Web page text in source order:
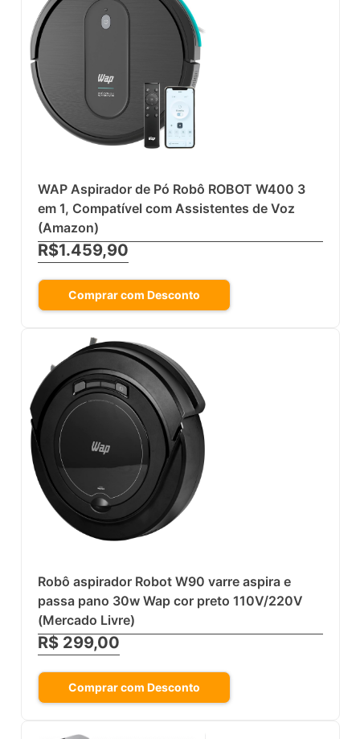
WAP Aspirador de Pó Robô ROBOT W400 3
em 1, Compatível com Assistentes de Voz
(Amazon)
R$1.459,90
Comprar com Desconto
Robô aspirador Robot W90 varre aspira e
passa pano 30w Wap cor preto 110V/220V
(Mercado Livre)
R$ 299,00
Comprar com Desconto